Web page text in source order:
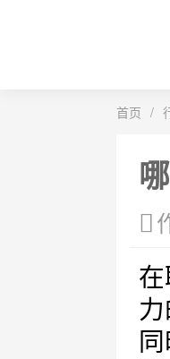
首页 /